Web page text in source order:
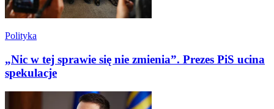
Polityka
„Nic w tej sprawie się nie zmienia”. Prezes PiS ucina
spekulacje